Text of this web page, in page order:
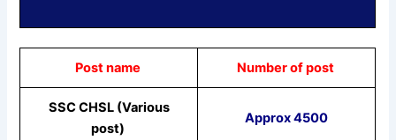
Post name Number of post
SSC CHSL (Various
post)
Approx 4500